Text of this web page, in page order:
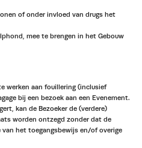
of onder invloed van drugs het
mee te brengen in het Gebouw
werken aan fouillering (inclusief
bij een bezoek aan een Evenement.
kan de Bezoeker de (verdere)
worden ontzegd zonder dat de
het toegangsbewijs en/of overige